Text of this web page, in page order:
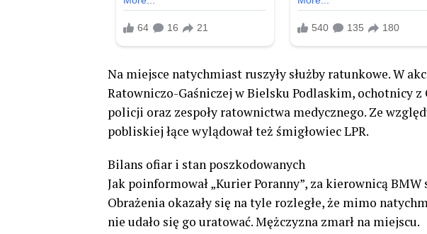
Na miejsce natychmiast ruszyły służby ratunkowe. W
Ratowniczo-Gaśniczej w Bielsku Podlaskim, ochotnicy z
policji oraz zespoły ratownictwa medycznego. Ze
pobliskiej łące wylądował też śmigłowiec LPR.
Bilans ofiar i stan poszkodowanych
Jak poinformował „Kurier Poranny”, za kierownicą
Obrażenia okazały się na tyle rozległe, że mimo
nie udało się go uratować. Mężczyzna zmarł na miejscu.